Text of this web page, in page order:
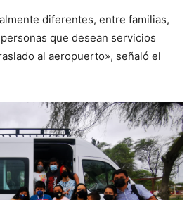
diferentes, entre familias,
que desean servicios
al aeropuerto», señaló el